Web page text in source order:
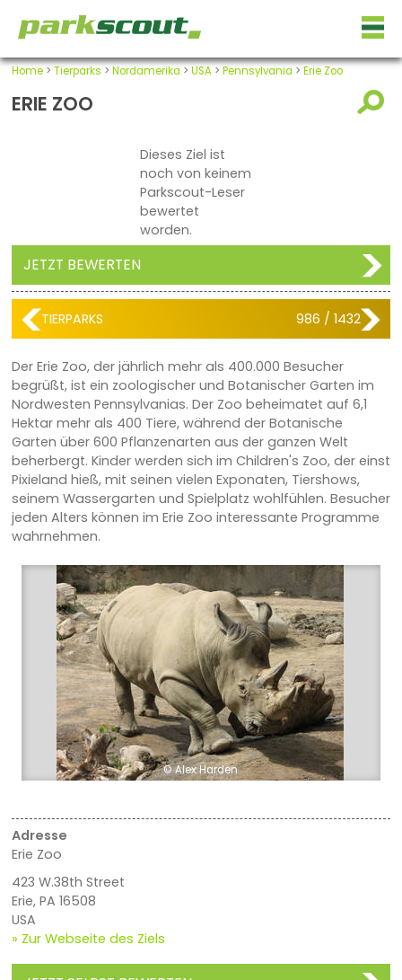
Home> Tierparks > Nordamerika > USA> Pennsylvania > Erie Zoo
ERIE ZOO
Dieses Ziel ist
noch von keinem
Parkscout-Leser
bewertet
worden.
JETZT BEWERTEN
TIERPARKS 986 / 1432
Der Erie Zoo, der jährlich mehr als 400.000 Besucher
begrüßt, ist ein zoologischer und Botanischer Garten im
Nordwesten Pennsylvanias. Der Zoo beheimatet auf 6,1
Hektar mehr als 400 Tiere, während der Botanische
Garten über 600 Pflanzenarten aus der ganzen Welt
beherbergt. Kinder werden sich im Children's Zoo, der einst
Pixieland hieß, mit seinen vielen Exponaten, Tiershows,
seinem Wassergarten und Spielplatz wohlfühlen. Besucher
jeden Alters können im Erie Zoo interessante Programme
wahrnehmen.
© Alex Harden
Adresse
Erie Zoo
423 W.38th Street
Erie, PA 16508
USA
» Zur Webseite des Ziels